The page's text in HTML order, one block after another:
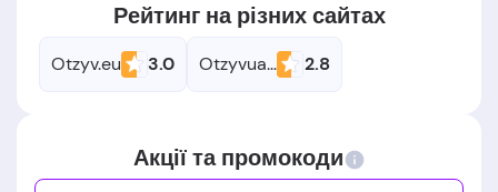
Рейтинг на різних сайтах
Otzyv.eu 3.0 Otzyvua.net 2.8
Акції та промокоди